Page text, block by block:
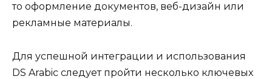
то оформление документов, веб-дизайн или
рекламные материалы.
Для успешной интеграции и использования
DS Arabic следует пройти несколько ключевых